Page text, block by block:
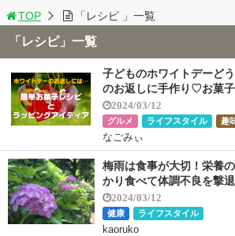
TOP 「レシピ 」一覧
「レシピ」一覧
子どものホワイトデーど
のお返しに手作り♡お菓
2024/03/12
グルメ ライフスタイル 趣
なごみぃ
梅雨は食事が大切！栄養
かり食べて体調不良を撃退
2024/03/12
健康 ライフスタイル
kaoruko